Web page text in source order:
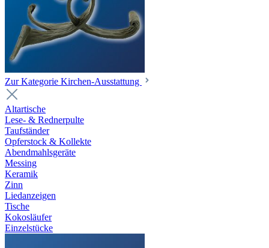
Zur Kategorie Kirchen-Ausstattung
Altartische
Lese- & Rednerpulte
Taufständer
Opferstock & Kollekte
Abendmahlsgeräte
Messing
Keramik
Zinn
Liedanzeigen
Tische
Kokosläufer
Einzelstücke